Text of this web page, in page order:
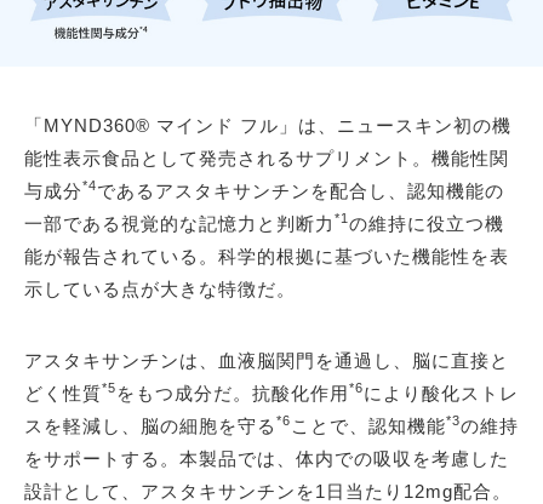
「MYND360® マインド フル」は、ニュースキン初の機
能性表示食品として発売されるサプリメント。機能性関
与成分*4であるアスタキサンチンを配合し、認知機能の
一部である視覚的な記憶力と判断力 *1の維持に役立つ機
能が報告されている。科学的根拠に基づいた機能性を表
示している点が大きな特徴だ。
アスタキサンチンは、血液脳関門を通過し、脳に直接と
どく性質*5 をもつ成分だ。抗酸化作用*6により酸化ストレ
スを軽減し、脳の細胞を守る *6 ことで、認知機能*3の維持
をサポートする。本製品では、体内での吸収を考慮した
設計として、アスタキサンチンを1日当たり12mg配合。